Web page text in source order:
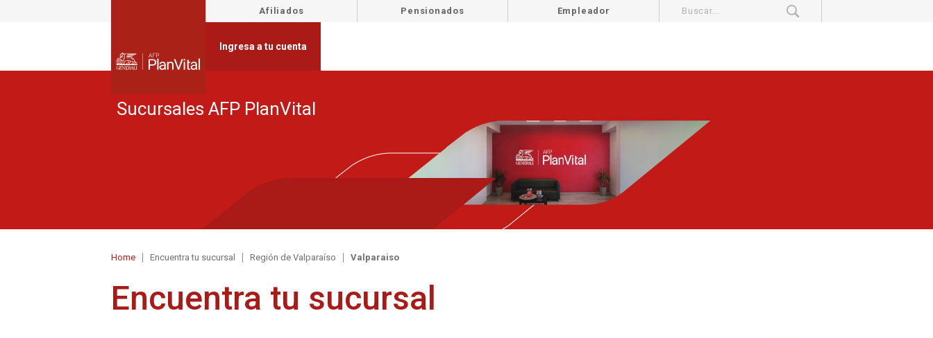
Afiliados Pensionados Empleador
Ingresa a tu cuenta
Sucursales AFP PlanVital
Home Encuentra tu sucursal Región de Valparaíso Valparaiso
Encuentra tu sucursal